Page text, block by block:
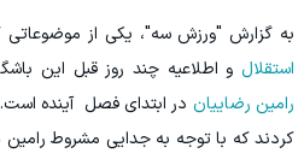
به گزارش "ورزش سه"، یکی از
استقلال و اطلاعیه چند روز قبل این
رامین رضاییان در ابتدای فصل آینده
کردند که با توجه به جدایی مشروط